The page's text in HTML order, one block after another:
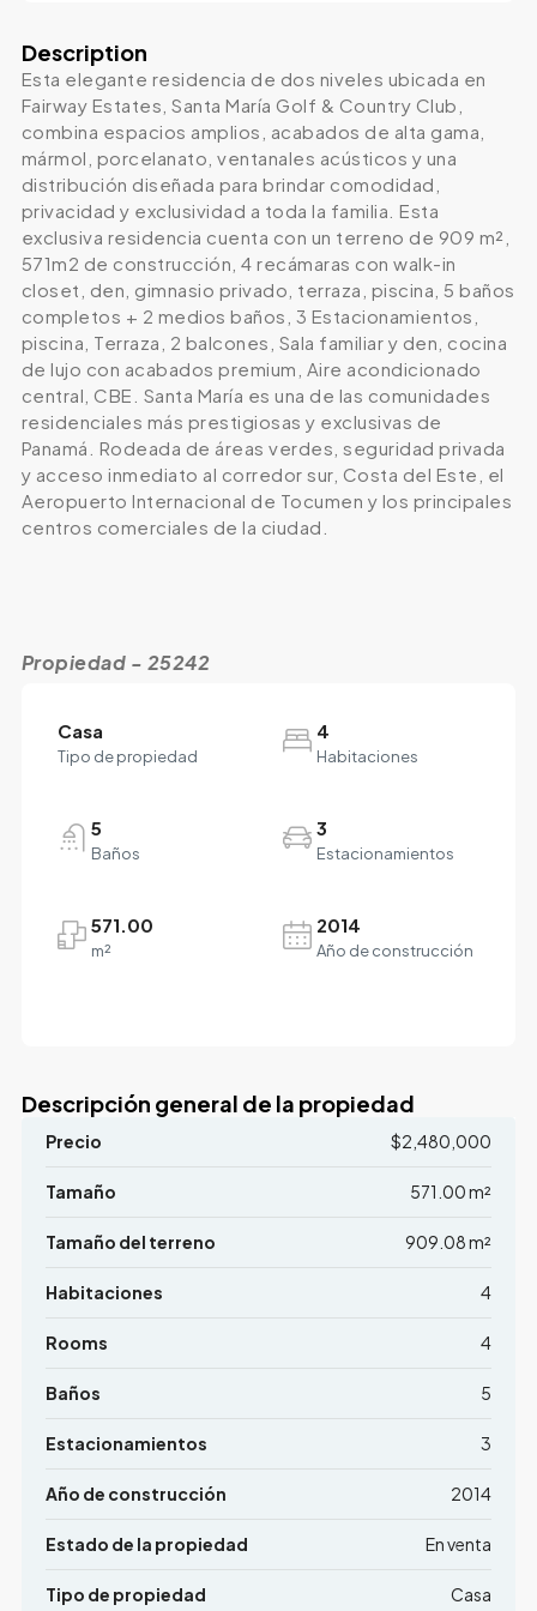
Description
Esta elegante residencia de dos niveles ubicada en
Fairway Estates, Santa María Golf & Country Club,
combina espacios amplios, acabados de alta gama,
mármol, porcelanato, ventanales acústicos y una
distribución diseñada para brindar comodidad,
privacidad y exclusividad a toda la familia. Esta
exclusiva residencia cuenta con un terreno de 909 m²,
571m2 de construcción, 4 recámaras con walk-in
closet, den, gimnasio privado, terraza, piscina, 5 baños
completos + 2 medios baños, 3 Estacionamientos,
piscina, Terraza, 2 balcones, Sala familiar y den, cocina
de lujo con acabados premium, Aire acondicionado
central, CBE. Santa María es una de las comunidades
residenciales más prestigiosas y exclusivas de
Panamá. Rodeada de áreas verdes, seguridad privada
y acceso inmediato al corredor sur, Costa del Este, el
Aeropuerto Internacional de Tocumen y los principales
centros comerciales de la ciudad.
Propiedad - 25242
Casa
Tipo de propiedad
4
Habitaciones
5
Baños
3
Estacionamientos
571.00
m²
2014
Año de construcción
Descripción general de la propiedad
Precio $2,480,000
Tamaño 571.00 m²
Tamaño del terreno 909.08 m²
Habitaciones 4
Rooms 4
Baños 5
Estacionamientos 3
Año de construcción 2014
Estado de la propiedad En venta
Tipo de propiedad Casa